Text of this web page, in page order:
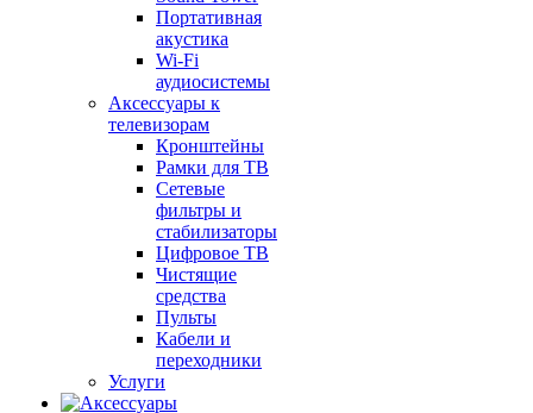
Портативная
акустика
Wi-Fi
аудиосистемы
Аксессуары к
телевизорам
Кронштейны
Рамки для ТВ
Сетевые
фильтры и
стабилизаторы
Цифровое ТВ
Чистящие
средства
Пульты
Кабели и
переходники
Услуги